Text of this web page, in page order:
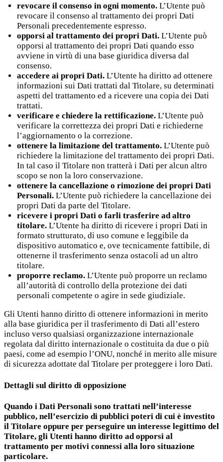
revocare il consenso in ogni momento.L’Utente può
revocare il consenso al trattamento dei propri Dati
Personali precedentemente espresso.
opporsi al trattamento dei propri Dati.L’Utente può
opporsi al trattamento dei propri Dati quando esso
avviene in virtù di una base giuridica diversa dal
consenso.
accedere ai propri Dati.L’Utente ha diritto ad ottenere
informazioni sui Dati trattati dal Titolare, su determinati
aspetti del trattamento ed a ricevere una copia dei Dati
trattati.
verificare e chiedere la rettificazione.L’Utente può
verificare la correttezza dei propri Dati e richiederne
l’aggiornamento o la correzione.
ottenere la limitazione del trattamento.L’Utente può
richiedere la limitazione del trattamento dei propri Dati.
In tal caso il Titolare non tratterà i Dati per alcun altro
scopo se non la loro conservazione.
ottenere la cancellazione o rimozione dei propri Dati
Personali.L’Utente può richiedere la cancellazione dei
propri Dati da parte del Titolare.
ricevere i propri Dati o farli trasferire ad altro
titolare.L’Utente ha diritto di ricevere i propri Dati in
formato strutturato, di uso comune e leggibile da
dispositivo automatico e, ove tecnicamente fattibile, di
ottenerne il trasferimento senza ostacoli ad un altro
titolare.
proporre reclamo.L’Utente può proporre un reclamo
all’autorità di controllo della protezione dei dati
personali competente o agire in sede giudiziale.
Gli Utenti hanno diritto di ottenere informazioni in merito
alla base giuridica per il trasferimento di Dati all’estero
incluso verso qualsiasi organizzazione internazionale
regolata dal diritto internazionale o costituita da due o più
paesi, come ad esempio l’ONU, nonché in merito alle misure
di sicurezza adottate dal Titolare per proteggere i loro Dati.
Dettagli sul diritto di opposizione
Quando i Dati Personali sono trattati nell’interesse
pubblico, nell’esercizio di pubblici poteri di cui è investito
il Titolare oppure per perseguire un interesse legittimo del
Titolare, gli Utenti hanno diritto ad opporsi al
trattamento per motivi connessi alla loro situazione
particolare.